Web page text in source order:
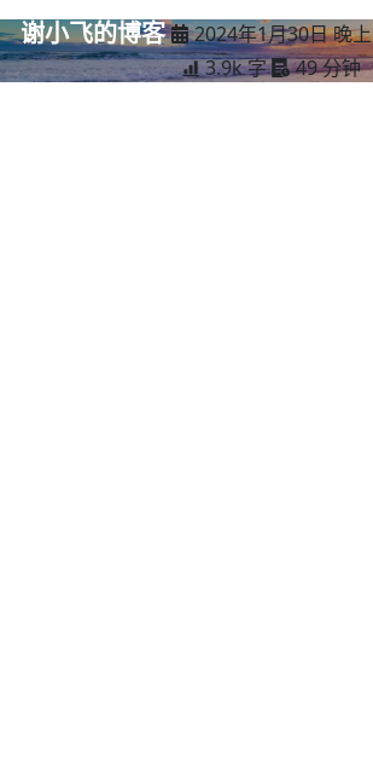
谢小飞的博客
2024年1月30日 晚上
3.9k 字
49 分钟